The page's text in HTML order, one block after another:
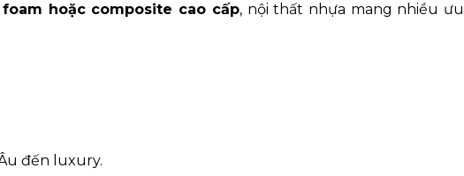
hoặc composite cao cấp, nội thất nhựa mang nhiều ưu
đến luxury.